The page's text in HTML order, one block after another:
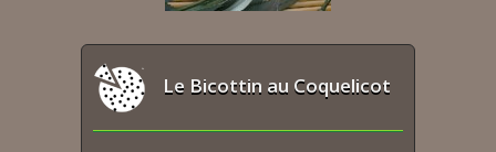
Le Bicottin au Coquelicot